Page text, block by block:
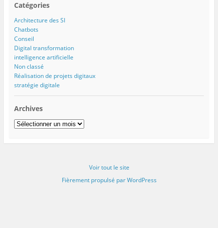
Catégories
Architecture des SI
Chatbots
Conseil
Digital transformation
intelligence artificielle
Non classé
Réalisation de projets digitaux
stratégie digitale
Archives
Archives
Voir tout le site
Fièrement propulsé par WordPress